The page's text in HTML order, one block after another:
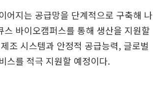
어지는 공급망을 단계적으로 구축해 나
바이오캠퍼스를 통해 생산을 지원할
조 시스템과 안정적 공급능력, 글로벌
스를 적극 지원할 예정이다.